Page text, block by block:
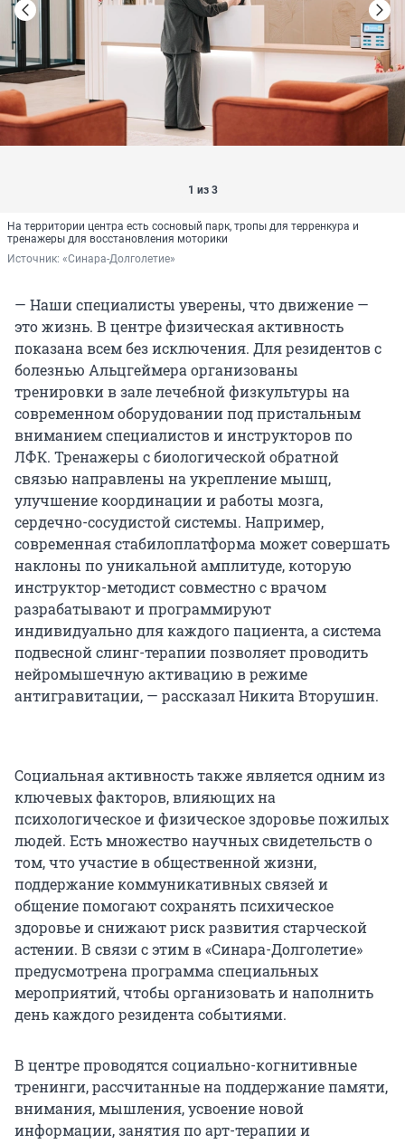
1 из 3
На территории центра есть сосновый парк, тропы для терренкура и
тренажеры для восстановления моторики
Источник: «Синара-Долголетие»
— Наши специалисты уверены, что движение —
это жизнь. В центре физическая активность
показана всем без исключения. Для резидентов с
болезнью Альцгеймера организованы
тренировки в зале лечебной физкультуры на
современном оборудовании под пристальным
вниманием специалистов и инструкторов по
ЛФК. Тренажеры с биологической обратной
связью направлены на укрепление мышц,
улучшение координации и работы мозга,
сердечно-сосудистой системы. Например,
современная стабилоплатформа может совершать
наклоны по уникальной амплитуде, которую
инструктор-методист совместно с врачом
разрабатывают и программируют
индивидуально для каждого пациента, а система
подвесной слинг-терапии позволяет проводить
нейромышечную активацию в режиме
антигравитации, — рассказал Никита Вторушин.
Социальная активность также является одним из
ключевых факторов, влияющих на
психологическое и физическое здоровье пожилых
людей. Есть множество научных свидетельств о
том, что участие в общественной жизни,
поддержание коммуникативных связей и
общение помогают сохранять психическое
здоровье и снижают риск развития старческой
астении. В связи с этим в «Синара-Долголетие»
предусмотрена программа специальных
мероприятий, чтобы организовать и наполнить
день каждого резидента событиями.
В центре проводятся социально-когнитивные
тренинги, рассчитанные на поддержание памяти,
внимания, мышления, усвоение новой
информации, занятия по арт-терапии и